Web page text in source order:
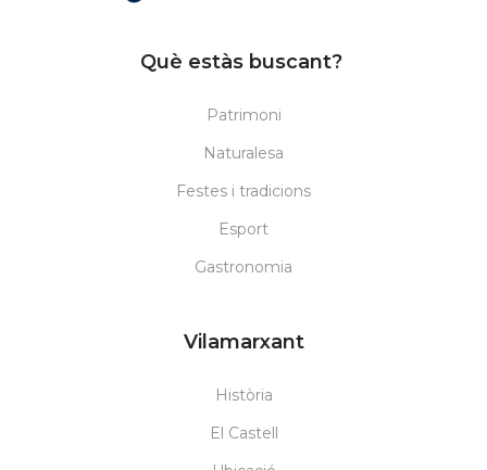
Què estàs buscant?
Patrimoni
Naturalesa
Festes i tradicions
Esport
Gastronomia
Vilamarxant
Història
El Castell